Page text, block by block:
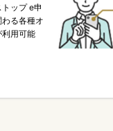
ップ e申
る各種オ
利用可能